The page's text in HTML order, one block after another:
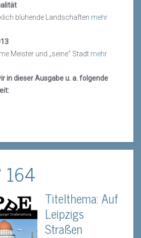
blühende Landschaften mehr
Meister und „seine“ Stadt mehr
in dieser Ausgabe u. a. folgende
164
Titelthema: Auf
Leipzigs
Straßen